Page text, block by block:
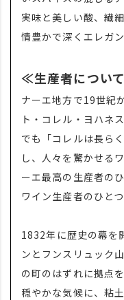
実味と美しい酸、繊
情豊かで深くエレガ
≪生産者につい
ナーエ地方で19世紀
ト・コレル・ヨハネ
でも「コレルは長ら
し、人々を驚かせる
ーエ最高の生産者の
ワイン生産者のひと
1832年に歴史の幕を
ンとフンスリュック
の町のはずれに拠点
穏やかな気候に、粘